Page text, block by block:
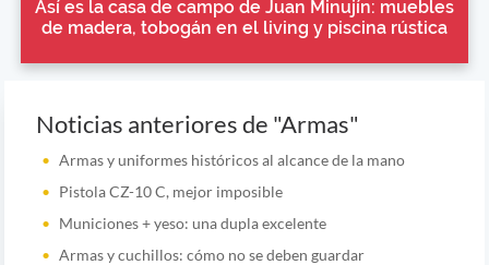
Así es la casa de campo de Juan Minujín: muebles
de madera, tobogán en el living y piscina rústica
Noticias anteriores de "Armas"
Armas y uniformes históricos al alcance de la mano
Pistola CZ-10 C, mejor imposible
Municiones + yeso: una dupla excelente
Armas y cuchillos: cómo no se deben guardar